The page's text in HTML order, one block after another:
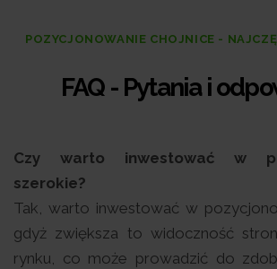
POZYCJONOWANIE CHOJNICE -
FAQ - Pytania i
Czy warto inwestować w
szerokie?
Tak, warto inwestować w
gdyż zwiększa to widoczność
rynku, co może prowadzić do